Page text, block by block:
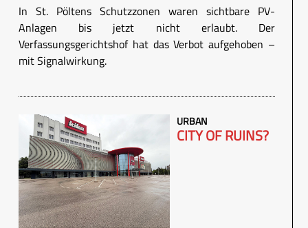
In St. Pöltens Schutzzonen waren sichtbare PV-
Anlagen bis jetzt nicht erlaubt. Der
Verfassungsgerichtshof hat das Verbot aufgehoben –
mit Signalwirkung.
URBAN
CITY OF RUINS?